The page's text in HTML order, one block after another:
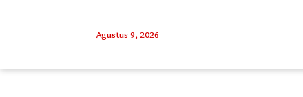
Agustus 9, 2026